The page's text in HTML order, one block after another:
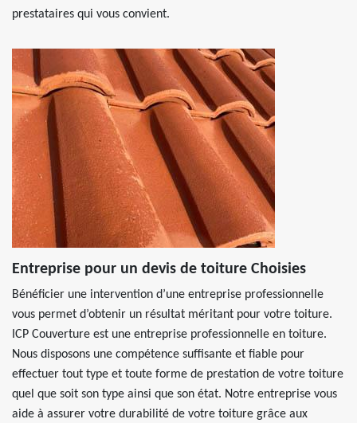
prestataires qui vous convient.
Entreprise pour un devis de toiture Choisies
Bénéficier une intervention d’une entreprise professionnelle
vous permet d’obtenir un résultat méritant pour votre toiture.
ICP Couverture est une entreprise professionnelle en toiture.
Nous disposons une compétence suffisante et fiable pour
effectuer tout type et toute forme de prestation de votre toiture
quel que soit son type ainsi que son état. Notre entreprise vous
aide à assurer votre durabilité de votre toiture grâce aux